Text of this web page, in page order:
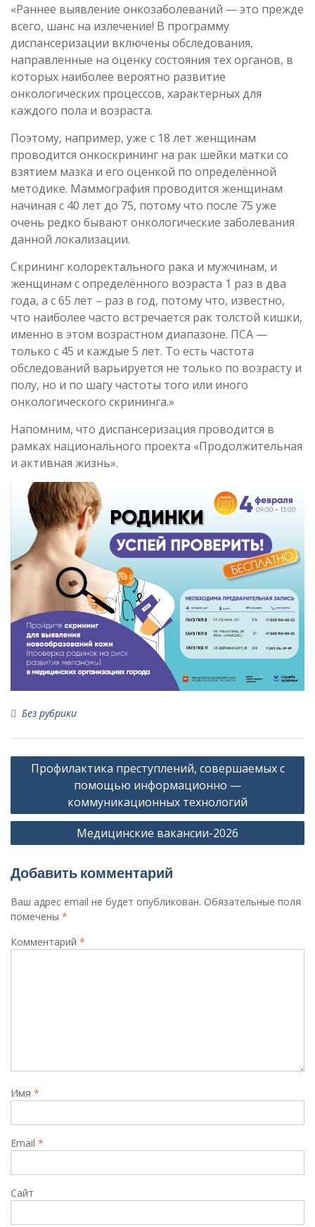
«Раннее выявление онкозаболеваний — это прежде
всего, шанс на излечение! В программу
диспансеризации включены обследования,
направленные на оценку состояния тех органов, в
которых наиболее вероятно развитие
онкологических процессов, характерных для
каждого пола и возраста.
Поэтому, например, уже с 18 лет женщинам
проводится онкоскрининг на рак шейки матки со
взятием мазка и его оценкой по определённой
методике. Маммография проводится женщинам
начиная с 40 лет до 75, потому что после 75 уже
очень редко бывают онкологические заболевания
данной локализации.
Скрининг колоректального рака и мужчинам, и
женщинам с определённого возраста 1 раз в два
года, а с 65 лет – раз в год, потому что, известно,
что наиболее часто встречается рак толстой кишки,
именно в этом возрастном диапазоне. ПСА —
только с 45 и каждые 5 лет. То есть частота
обследований варьируется не только по возрасту и
полу, но и по шагу частоты того или иного
онкологического скрининга.»
Напомним, что диспансеризация проводится в
рамках национального проекта «Продолжительная
и активная жизнь».
Без рубрики
Навигация
Профилактика преступлений, совершаемых с
помощью информационно —
коммуникационных технологий
Медицинские вакансии-2026
Добавить комментарий
Ваш адрес email не будет опубликован. Обязательные поля
помечены *
Комментарий *
Имя *
Email *
Сайт